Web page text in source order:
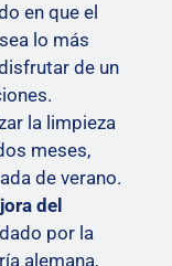
en que el
lo más
de un
la limpieza
meses,
de verano.
del
por la
alemana,